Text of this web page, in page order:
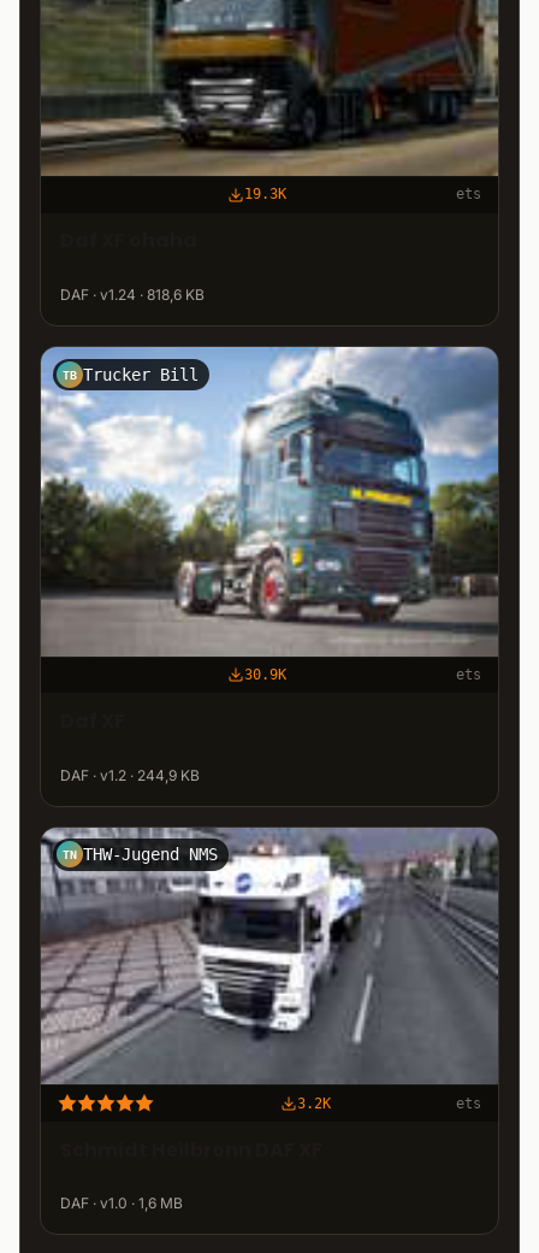
19.3K ets
DAF · v1.24 · 818,6 KB
TB Trucker Bill
30.9K ets
DAF · v1.2 · 244,9 KB
TN THW-Jugend NMS
3.2K ets
DAF · v1.0 · 1,6 MB